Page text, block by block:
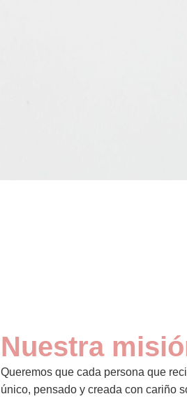
Nuestra
Queremos que cada persona que
único, pensado y creada con cariño